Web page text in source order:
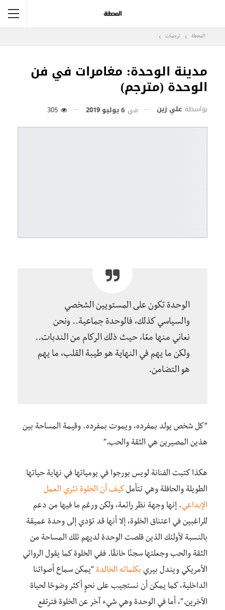
المحطة ترجمات
مدينة الوحدة: مغامرات في فن
الوحدة (مترجم)
بواسطة علي زين في 6 يوليو 2019
الوحدة تكون على المستويين الشخصي
والسياسي كذلك، فالوحدة جماعية.. ونحن
نعاني منها معًا، حيث ذلك الركام من الندبات..
ولكن ما يهم في النهاية هو طيبة القلب، ما يهم
هو التضامن.
“كل شخص يولد بمفرده، ويموت بمفرده. وقيمة المساحة بين
هذين المصيرين هي الثقة والحب.”
هكذا كتبت الفنانة لويس بورجوا في يومياتها في نهاية حياتها
الطويلة والحافلة وهي تتأمل كيف أن الخلوة تثري العمل
الإبداعي. إنها وجهة نظر رائعة، ولكن ورغم ما فيها من دعم
للراغبين في اعتناق الخلوة، إلا أنها قد تؤدي إلى وحدة عميقة
بالنسبة لأولئك الذين قلصت الوحدة لديهم تلك المساحة من
الثقة والحب وجعلتها سجنًا خانقًا. ففي الخلوة كما يقول الروائي
الأمريكي ويندل بيري بكلماته الخالدة “يمكن سماع أصواتنا
الداخلية، كما يمكن أن نستجيب على نحوٍ أكثر وضوحًا لحياة
الآخرين.”، أما في الوحدة وهي شيء آخر عن الخلوة فترتفع